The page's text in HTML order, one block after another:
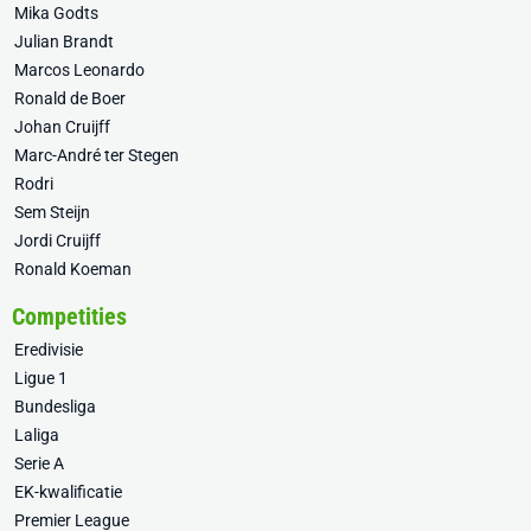
Mika Godts
Julian Brandt
Marcos Leonardo
Ronald de Boer
Johan Cruijff
Marc-André ter Stegen
Rodri
Sem Steijn
Jordi Cruijff
Ronald Koeman
Competities
Eredivisie
Ligue 1
Bundesliga
Laliga
Serie A
EK-kwalificatie
Premier League